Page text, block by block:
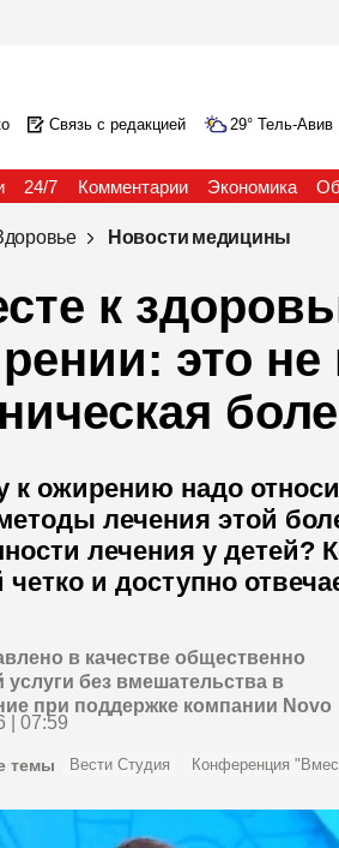
Связь с редакцией 29° Тель-Авив
24/7 Комментарии Экономика
Новости медицины
к
это не
к ожирению надо
лечения этой
лечения у детей?
четко и доступно
в качестве общественно
услуги без вмешательства в
при поддержке компании Novo
| 07:59
темы Вести Студия Конференция